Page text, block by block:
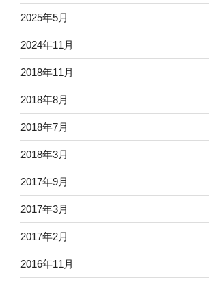
2025年5月
2024年11月
2018年11月
2018年8月
2018年7月
2018年3月
2017年9月
2017年3月
2017年2月
2016年11月